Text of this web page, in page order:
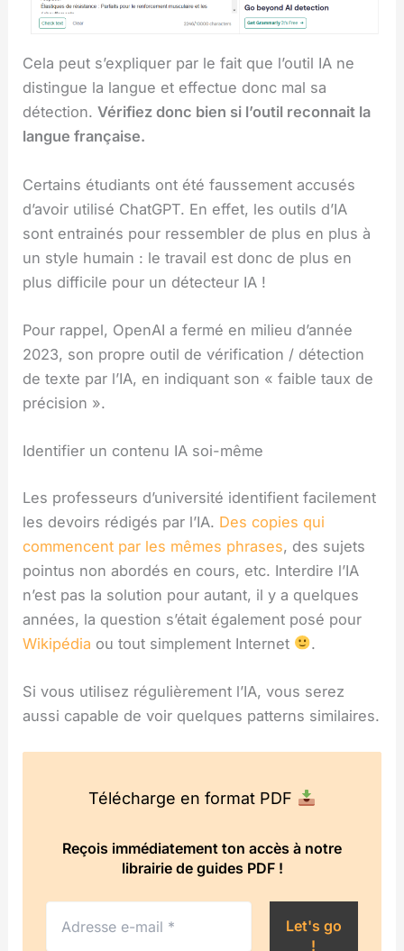
Cela peut s’expliquer par le fait que l’outil IA ne
distingue la langue et effectue donc mal sa
détection.Vérifiez donc bien si l’outil reconnait la
langue française.
Certains étudiants ont été faussement accusés
d’avoir utilisé ChatGPT. En effet, les outils d’IA
sont entrainés pour ressembler de plus en plus à
un style humain : le travail est donc de plus en
plus difficile pour un détecteur IA !
Pour rappel, OpenAI a fermé en milieu d’année
2023, son propre outil de vérification / détection
de texte par l’IA, en indiquant son « faible taux de
précision ».
Identifier un contenu IA soi-même
Les professeurs d’université identifient facilement
les devoirs rédigés par l’IA. Des copies qui
commencent par les mêmes phrases, des sujets
pointus non abordés en cours, etc. Interdire l’IA
n’est pas la solution pour autant, il y a quelques
années, la question s’était également posé pour
Wikipédia ou tout simplement Internet .
Si vous utilisez régulièrement l’IA, vous serez
aussi capable de voir quelques patterns similaires.
Télécharge en format PDF
Reçois immédiatement ton accès à notre
librairie de guides PDF !